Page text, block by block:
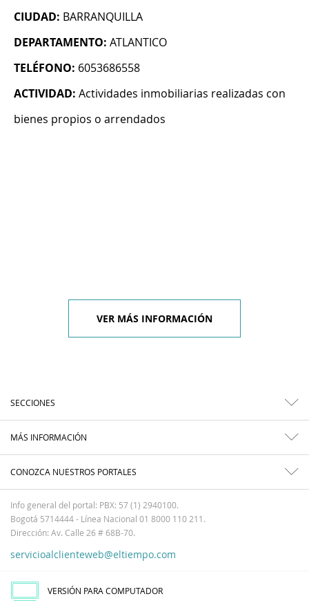
CIUDAD: BARRANQUILLA
DEPARTAMENTO: ATLANTICO
TELÉFONO: 6053686558
ACTIVIDAD: Actividades inmobiliarias realizadas con
bienes propios o arrendados
VER MÁS INFORMACIÓN
SECCIONES
MÁS INFORMACIÓN
CONOZCA NUESTROS PORTALES
Info general del portal: PBX: 57 (1) 2940100.
Bogotá 5714444 - Línea Nacional 01 8000 110 211.
Dirección: Av. Calle 26 # 68B-70.
servicioalclienteweb@eltiempo.com
VERSIÓN PARA COMPUTADOR